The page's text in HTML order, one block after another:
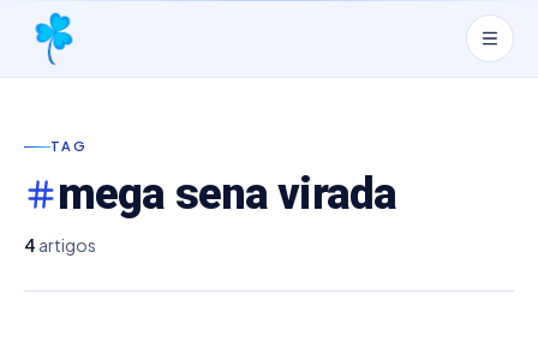
TAG
mega sena virada
4 artigos